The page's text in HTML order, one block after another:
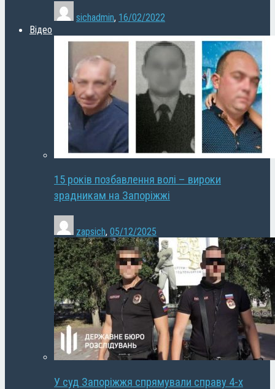
sichadmin, 16/02/2022
Відео
15 років позбавлення волі – вироки
зрадникам на Запоріжжі
zapsich, 05/12/2025
У суд Запоріжжя спрямували справу 4-х